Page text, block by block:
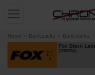
Home » Banksticks » Banksticks
Fox Black
[205837A]